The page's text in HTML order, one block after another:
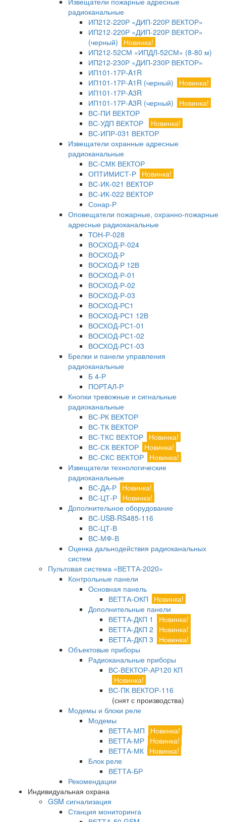
радиоканальные
ИП212-220Р «ДИП-220Р ВЕКТОР»
ИП212-220Р «ДИП-220Р ВЕКТОР»
(черный)
Новинка!
ИП212-52СМ «ИПДЛ-52СМ» (8-80 м)
ИП212-230Р «ДИП-230Р ВЕКТОР»
ИП101-17Р-A1R
ИП101-17Р-A1R (черный)
Новинка!
ИП101-17Р-A3R
ИП101-17Р-A3R (черный)
Новинка!
ВС-ПИ ВЕКТОР
ВС-УДП ВЕКТОР
Новинка!
ВС-ИПР-031 ВЕКТОР
Извещатели охранные адресные
радиоканальные
ВС-СМК ВЕКТОР
ОПТИМИСТ-Р Новинка!
ВС-ИК-021 ВЕКТОР
ВС-ИК-022 ВЕКТОР
Сонар-Р
Оповещатели пожарные, охранно-пожарные
адресные радиоканальные
ТОН-Р-028
ВОСХОД-Р-024
ВОСХОД-Р
ВОСХОД-Р 12В
ВОСХОД-Р-01
ВОСХОД-Р-02
ВОСХОД-Р-03
ВОСХОД-РС1
ВОСХОД-РС1 12В
ВОСХОД-РС1-01
ВОСХОД-РС1-02
ВОСХОД-РС1-03
Брелки и панели управления
радиоканальные
Б 4-Р
ПОРТАЛ-Р
Кнопки тревожные и сигнальные
радиоканальные
ВС-РК ВЕКТОР
ВС-ТК ВЕКТОР
ВС-ТКС ВЕКТОР Новинка!
ВС-СК ВЕКТОР Новинка!
ВС-СКС ВЕКТОР Новинка!
Извещатели технологические
радиоканальные
ВС-ДА-Р Новинка!
ВС-ЦТ-Р Новинка!
Дополнительное оборудование
ВС-USB-RS485-116
ВС-ЦТ-В
ВС-МФ-В
Оценка дальнодействия радиоканальных
систем
Пультовая система «ВЕТТА-2020»
Контрольные панели
Основная панель
ВЕТТА-ОКП
Новинка!
Дополнительные панели
ВЕТТА-ДКП 1
Новинка!
ВЕТТА-ДКП 2
Новинка!
ВЕТТА-ДКП 3
Новинка!
Объектовые приборы
Радиоканальные приборы
ВС-ВЕКТОР-АР120 КП
Новинка!
ВС-ПК ВЕКТОР-116
(снят с производства)
Модемы и блоки реле
Модемы
ВЕТТА-МП
Новинка!
ВЕТТА-МР Новинка!
ВЕТТА-МК Новинка!
Блок реле
ВЕТТА-БР
Рекомендации
Индивидуальная охрана
GSM сигнализация
Станция мониторинга